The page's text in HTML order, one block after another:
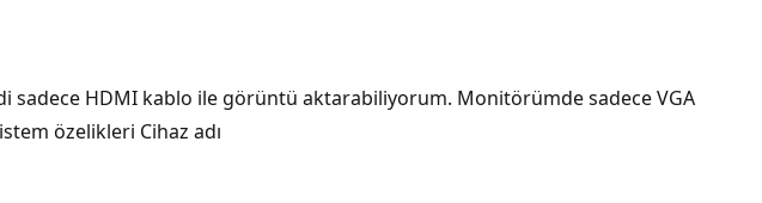
sadece HDMI kablo ile görüntü aktarabiliyorum. Monitörümde sadece VGA
özelikleri Cihaz adı